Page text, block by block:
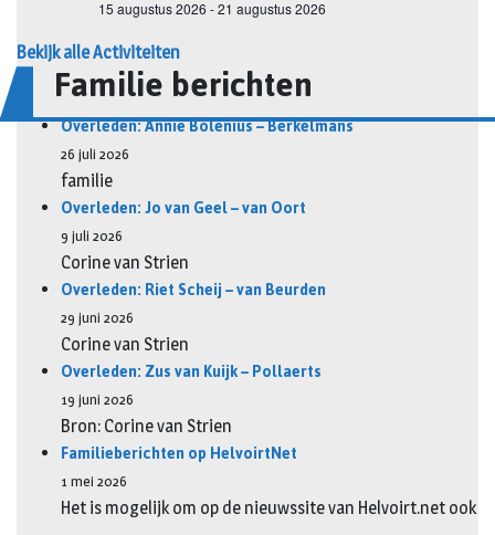
Bekijk alle Activiteiten
Familie berichten
Overleden: Annie Bolenius – Berkelmans
26 juli 2026
familie
Overleden: Jo van Geel – van Oort
9 juli 2026
Corine van Strien
Overleden: Riet Scheij – van Beurden
29 juni 2026
Corine van Strien
Overleden: Zus van Kuijk – Pollaerts
19 juni 2026
Bron: Corine van Strien
Familieberichten op HelvoirtNet
1 mei 2026
Het is mogelijk om op de nieuwssite van Helvoirt.net ook